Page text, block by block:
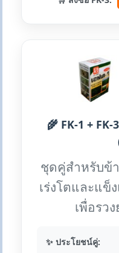
🌾 FK-1 +
ชุดคู่สำหรับข้า
เร่งโตและแข็
เพื่อรว
✨ ประโยชน์คู่: